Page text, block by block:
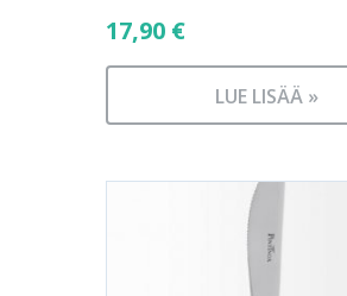
17,90 €
LUE LISÄÄ »